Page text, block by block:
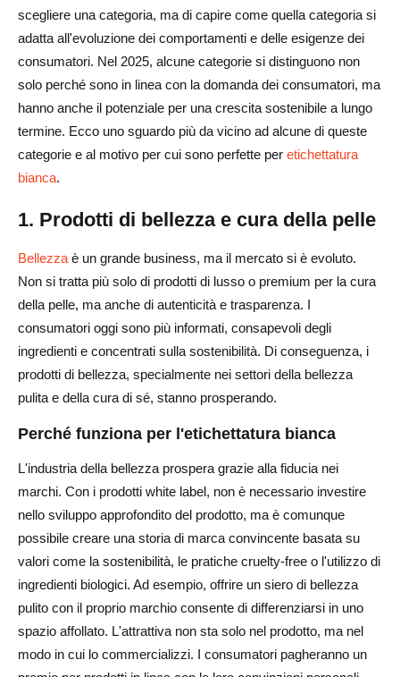
scegliere una categoria, ma di capire come quella categoria si
adatta all'evoluzione dei comportamenti e delle esigenze dei
consumatori. Nel 2025, alcune categorie si distinguono non
solo perché sono in linea con la domanda dei consumatori, ma
hanno anche il potenziale per una crescita sostenibile a lungo
termine. Ecco uno sguardo più da vicino ad alcune di queste
categorie e al motivo per cui sono perfette per etichettatura
bianca.
1. Prodotti di bellezza e cura della pelle
Bellezza è un grande business, ma il mercato si è evoluto.
Non si tratta più solo di prodotti di lusso o premium per la cura
della pelle, ma anche di autenticità e trasparenza. I
consumatori oggi sono più informati, consapevoli degli
ingredienti e concentrati sulla sostenibilità. Di conseguenza, i
prodotti di bellezza, specialmente nei settori della bellezza
pulita e della cura di sé, stanno prosperando.
Perché funziona per l'etichettatura bianca
L'industria della bellezza prospera grazie alla fiducia nei
marchi. Con i prodotti white label, non è necessario investire
nello sviluppo approfondito del prodotto, ma è comunque
possibile creare una storia di marca convincente basata su
valori come la sostenibilità, le pratiche cruelty-free o l'utilizzo di
ingredienti biologici. Ad esempio, offrire un siero di bellezza
pulito con il proprio marchio consente di differenziarsi in uno
spazio affollato. L'attrattiva non sta solo nel prodotto, ma nel
modo in cui lo commercializzi. I consumatori pagheranno un